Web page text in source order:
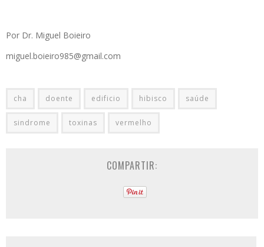
Por Dr. Miguel Boieiro
miguel.boieiro985@gmail.com
cha doente edificio hibisco saúde
sindrome toxinas vermelho
COMPARTIR: